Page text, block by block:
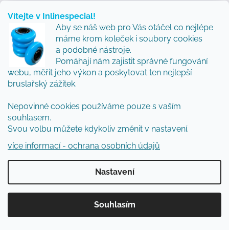
Vítejte v Inlinespecial!
Aby se náš web pro Vás otáčel co nejlépe
máme krom koleček i soubory cookies
a podobné nástroje.
Pomáhají nám zajistit správné fungování
webu, měřit jeho výkon a poskytovat ten nejlepší
bruslařský zážitek.
Nepovinné cookies používáme pouze s vaším
souhlasem.
Svou volbu můžete kdykoliv změnit v nastavení.
více informací - ochrana osobních údajů
Nastavení
Souhlasím
Výška klenby:normální a vysoká
Standardní a normální chodidla s minimální šancí na
otlaky; Širší chodidla u konkrétních modelů
Stavba brusle
Délka:Viz tabulka velikostí
Šířka:Širší špička, přední část a pata ve srovnání s
Ultimate
Výkonnostní střih pro závodní, hokejové a špičkové fitness
boty
Úzká až střední přední část